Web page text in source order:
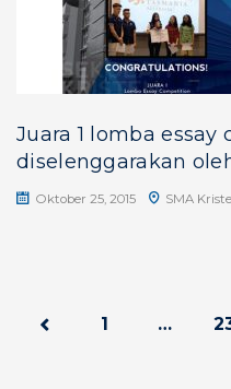
Juara 1 lomba
diselenggarakan
Tasmania Australia
Oktober 25, 2015 SMA
P
1 …